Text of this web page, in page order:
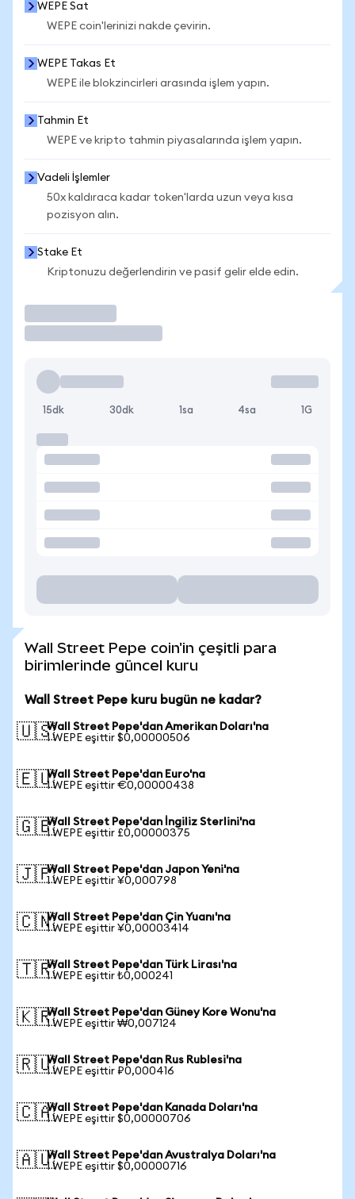
WEPE Sat
WEPE coin'lerinizi nakde çevirin.
WEPE Takas Et
WEPE ile blokzincirleri arasında işlem yapın.
Tahmin Et
WEPE ve kripto tahmin piyasalarında işlem yapın.
Vadeli İşlemler
50x kaldıraca kadar token'larda uzun veya kısa
pozisyon alın.
Stake Et
Kriptonuzu değerlendirin ve pasif gelir elde edin.
15dk 30dk 1sa 4sa 1G
Wall Street Pepe coin'in çeşitli para
birimlerinde güncel kuru
Wall Street Pepe kuru bugün ne kadar?
🇺🇸Wall Street Pepe'dan Amerikan Doları'na
1 WEPE eşittir $0,00000506
🇪🇺Wall Street Pepe'dan Euro'na
1 WEPE eşittir €0,00000438
🇬🇧Wall Street Pepe'dan İngiliz Sterlini'na
1 WEPE eşittir £0,00000375
🇯🇵Wall Street Pepe'dan Japon Yeni'na
1 WEPE eşittir ¥0,000798
🇨🇳Wall Street Pepe'dan Çin Yuanı'na
1 WEPE eşittir ¥0,00003414
🇹🇷Wall Street Pepe'dan Türk Lirası'na
1 WEPE eşittir ₺0,000241
🇰🇷Wall Street Pepe'dan Güney Kore Wonu'na
1 WEPE eşittir ₩0,007124
🇷🇺Wall Street Pepe'dan Rus Rublesi'na
1 WEPE eşittir ₽0,000416
🇨🇦Wall Street Pepe'dan Kanada Doları'na
1 WEPE eşittir $0,00000706
🇦🇺Wall Street Pepe'dan Avustralya Doları'na
1 WEPE eşittir $0,00000716